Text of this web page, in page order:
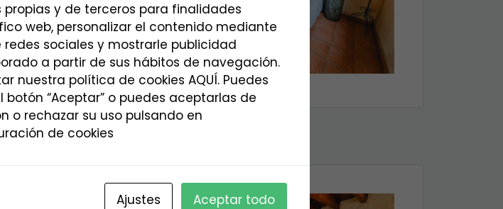
propias y de terceros para finalidades
web, personalizar el contenido mediante
sociales y mostrarle publicidad
a partir de sus hábitos de navegación.
nuestra política de cookies AQUÍ. Puedes
“Aceptar” o puedes aceptarlas de
o rechazar su uso pulsando en
de cookies
Ajustes Aceptar todo